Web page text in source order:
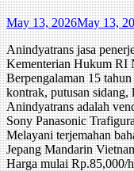
May 13, 2026May 13,
Anindyatrans jasa
Kementerian Hukum
Berpengalaman 15
kontrak, putusan sidang,
Anindyatrans adalah
Sony Panasonic
Melayani terjemahan
Jepang Mandarin
Harga mulai Rp.85,000/